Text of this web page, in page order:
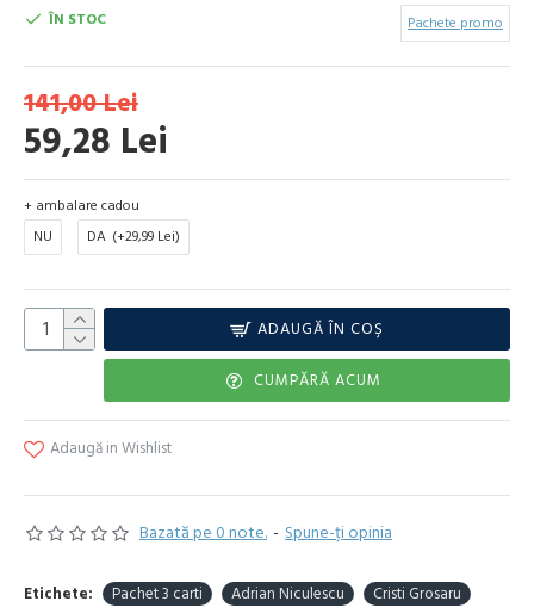
Bazată pe 0 note. - Spune-ţi opinia
59,28 Lei
141,00 Lei
ÎN STOC Pachete promo
+ ambalare cadou
NU
DA (+29,99 Lei)
ADAUGĂ ÎN COŞ
CUMPĂRĂ ACUM
Adaugă in Wishlist
Etichete: Pachet 3 carti Adrian Niculescu
Cristi Grosaru